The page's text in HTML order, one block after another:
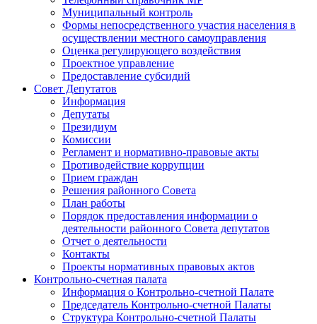
Муниципальный контроль
Формы непосредственного участия населения в
осуществлении местного самоуправления
Оценка регулирующего воздействия
Проектное управление
Предоставление субсидий
Совет Депутатов
Информация
Депутаты
Президиум
Комиссии
Регламент и нормативно-правовые акты
Противодействие коррупции
Прием граждан
Решения районного Совета
План работы
Порядок предоставления информации о
деятельности районного Совета депутатов
Отчет о деятельности
Контакты
Проекты нормативных правовых актов
Контрольно-счетная палата
Информация о Контрольно-счетной Палате
Председатель Контрольно-счетной Палаты
Структура Контрольно-счетной Палаты